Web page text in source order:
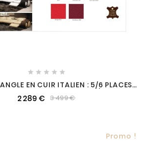
    
EN CUIR ITALIEN : 5/6 PLACES
COULEUR PERONNALISÉE, ANGLE
GAUCHE, PERSONNALISÉ
2 289 € 3 499 €
Promo !